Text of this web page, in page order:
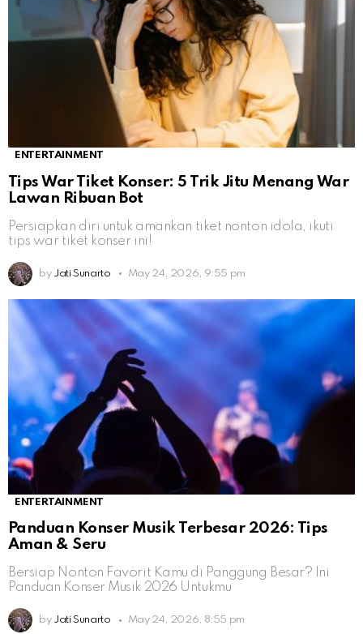
ENTERTAINMENT
Tips War Tiket Konser: 5 Trik Jitu Menang War
Lawan Ribuan Bot
Persiapkan diri untuk amankan tiket nonton idola, ikuti
tips war tiket konser ini!
by Jati Sunarto May 24, 2026, 9:55 pm
ENTERTAINMENT
Panduan Konser Musik Terbesar 2026: Tips
Aman & Seru
Bersiap Nonton Favorit Kamu di Panggung Besar? Ini
Panduan Konser Musik 2026 Untukmu
by Jati Sunarto May 24, 2026, 8:55 pm